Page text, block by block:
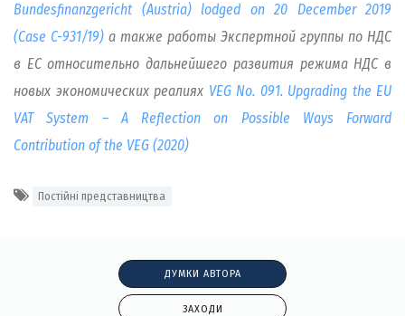
Bundesfinanzgericht (Austria) lodged on 20 December 2019
(Case C-931/19) а также работы Экспертной группы по НДС
в ЕС относительно дальнейшего развития режима НДС в
новых экономических реалиях VEG No. 091. Upgrading the EU
VAT System – A Reflection on Possible Ways Forward
Contribution of the VEG (2020)
Постійні представництва
ДУМКИ АВТОРА
ЗАХОДИ